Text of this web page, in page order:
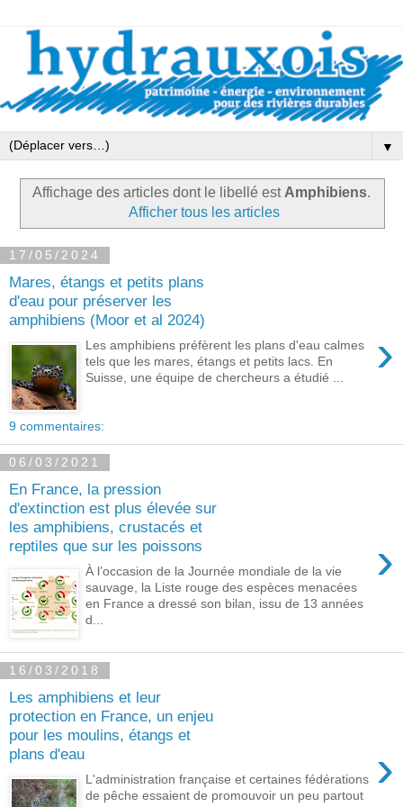
▼
Affichage des articles dont le libellé est Amphibiens.
Afficher tous les articles
17/05/2024
Mares, étangs et petits plans
d'eau pour préserver les
amphibiens (Moor et al 2024)
›
Les amphibiens préfèrent les plans d'eau calmes
tels que les mares, étangs et petits lacs. En
Suisse, une équipe de chercheurs a étudié ...
9 commentaires:
06/03/2021
En France, la pression
d'extinction est plus élevée sur
les amphibiens, crustacés et
reptiles que sur les poissons
›
À l’occasion de la Journée mondiale de la vie
sauvage, la Liste rouge des espèces menacées
en France a dressé son bilan, issu de 13 années
d...
16/03/2018
Les amphibiens et leur
protection en France, un enjeu
pour les moulins, étangs et
plans d'eau
›
L'administration française et certaines fédérations
de pêche essaient de promouvoir un peu partout